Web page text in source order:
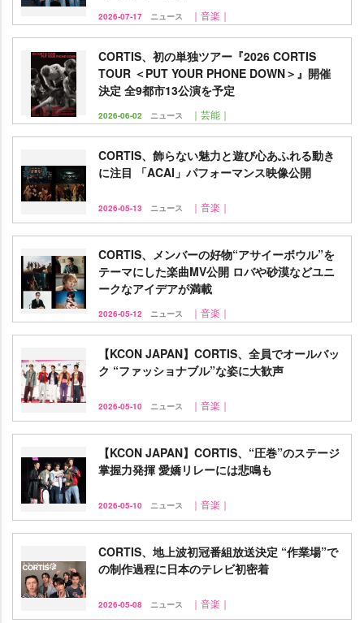
2026-07-17 ニュース ｜音楽｜
CORTIS、初の単独ツアー『2026 CORTIS
TOUR ＜PUT YOUR PHONE DOWN＞』開催
決定 全9都市13公演を予定
2026-06-02 ニュース ｜芸能｜
CORTIS、飾らない魅力と遊び心あふれる動き
に注目 「ACAI」パフォーマンス映像公開
2026-05-13 ニュース ｜音楽｜
CORTIS、メンバーの好物“アサイーボウル”を
テーマにした楽曲MV公開 ロバや砂漠などユニ
ークなアイデアが満載
2026-05-12 ニュース ｜音楽｜
【KCON JAPAN】CORTIS、全員でオールバッ
ク “ファッショナブル”な姿に大歓声
2026-05-10 ニュース ｜音楽｜
【KCON JAPAN】CORTIS、“圧巻”のステージ
掌握力発揮 愛嬌リレーには悲鳴も
2026-05-10 ニュース ｜音楽｜
CORTIS、地上波初冠番組放送決定 “作業場”で
の制作過程に日本のテレビ初密着
2026-05-08 ニュース ｜音楽｜